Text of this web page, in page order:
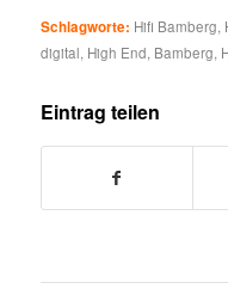
Schlagworte: Hifi Bamberg,
digital, High End, Bamberg,
Eintrag teilen